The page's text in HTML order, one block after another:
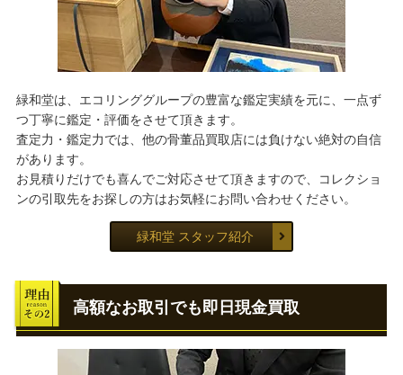
緑和堂は、エコリンググループの豊富な鑑定実績を元に、一点ず
つ丁寧に鑑定・評価をさせて頂きます。
査定力・鑑定力では、他の骨董品買取店には負けない絶対の自信
があります。
お見積りだけでも喜んでご対応させて頂きますので、コレクショ
ンの引取先をお探しの方はお気軽にお問い合わせください。
緑和堂 スタッフ紹介
高額なお取引でも即日現金買取